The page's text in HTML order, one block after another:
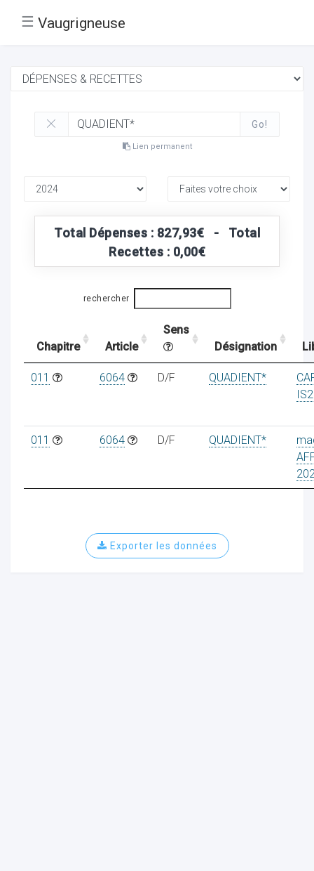
☰ Vaugrigneuse
Go!
Lien permanent
Total Dépenses : 827,93€ - Total
Recettes : 0,00€
rechercher
Chapitre Article
Sens
Désignation
011 6064 D/F QUADIENT*
011 6064 D/F QUADIENT*
Exporter les données